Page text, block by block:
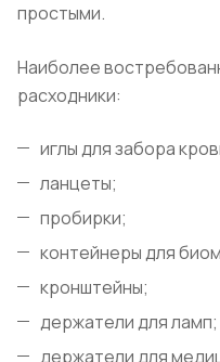
простыми.
Наиболее
расходники:
иглы для забора
ланцеты;
пробирки;
контейнеры для
кронштейны;
держатели для ламп;
держатели для